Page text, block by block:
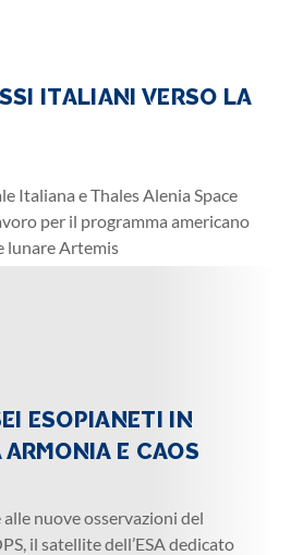
ITALIANI VERSO LA
Italiana e Thales Alenia Space
per il programma americano
lunare Artemis
ESOPIANETI IN
E CAOS
nuove osservazioni del
il satellite dell’ESA dedicato